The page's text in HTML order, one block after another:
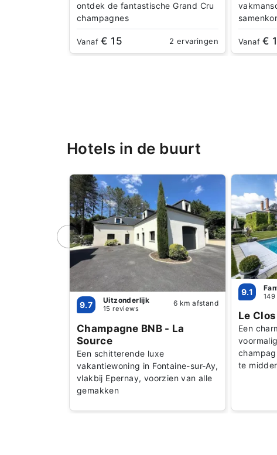
ontdek de fantastische Grand Cru
champagnes
Vanaf€ 15 2 ervaringen Vanaf€
Hotels in de buurt
9.7 Uitzonderlijk
15 reviews
6 km afstand
Champagne BNB - La
Source
Een schitterende luxe
vakantiewoning in Fontaine-sur-Ay,
vlakbij Epernay, voorzien van alle
gemakken
9.1
Le
Een
te